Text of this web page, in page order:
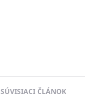
SÚVISIACI ČLÁNOK